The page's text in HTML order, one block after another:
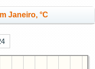
Janeiro, °C